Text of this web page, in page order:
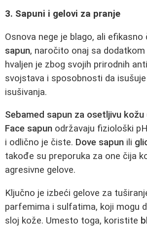
3. Sapuni i gelovi za pranje
Osnova nege je blago, ali efikasno
sapun, naročito onaj sa dodatkom
hvaljen je zbog svojih prirodnih
svojstava i sposobnosti da
isušivanja.
Sebamed sapun za osetljivu kožu
Face sapun održavaju fiziološki
i odlično je čiste. Dove sapun ili
takođe su preporuka za one čija
agresivne gelove.
Ključno je izbeći gelove za
parfemima i sulfatima, koji mogu
sloj kože. Umesto toga, koristite